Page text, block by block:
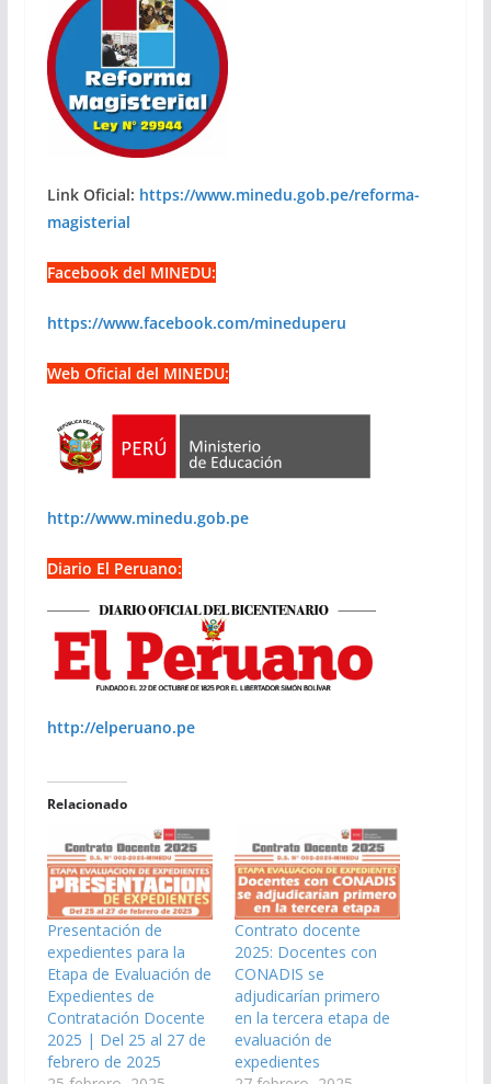
Link Oficial: https://www.minedu.gob.pe/reforma-
magisterial
Facebook del MINEDU:
https://www.facebook.com/mineduperu
Web Oficial del MINEDU:
http://www.minedu.gob.pe
Diario El Peruano:
http://elperuano.pe
Relacionado
Presentación de
expedientes para la
Etapa de Evaluación de
Expedientes de
Contratación Docente
2025 | Del 25 al 27 de
febrero de 2025
Contrato docente
2025: Docentes con
CONADIS se
adjudicarían primero
en la tercera etapa de
evaluación de
expedientes